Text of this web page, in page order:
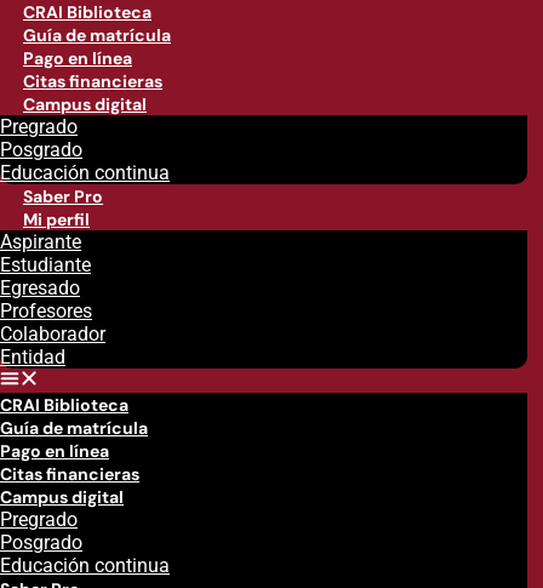
CRAI Biblioteca
Guía de matrícula
Pago en línea
Citas financieras
Campus digital
Pregrado
Posgrado
Educación continua
Saber Pro
Mi perfil
Aspirante
Estudiante
Egresado
Profesores
Colaborador
Entidad
CRAI Biblioteca
Guía de matrícula
Pago en línea
Citas financieras
Campus digital
Pregrado
Posgrado
Educación continua